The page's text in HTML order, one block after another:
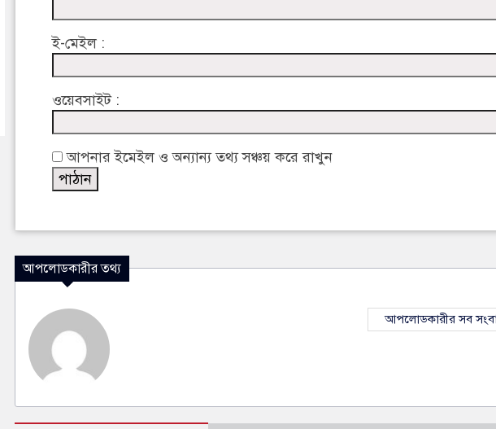
ই-মেইল :
ওয়েবসাইট :
আপনার ইমেইল ও অন্যান্য তথ্য সঞ্চয় করে রাখুন
আপলোডকারীর তথ্য
আপলোডকারীর সব